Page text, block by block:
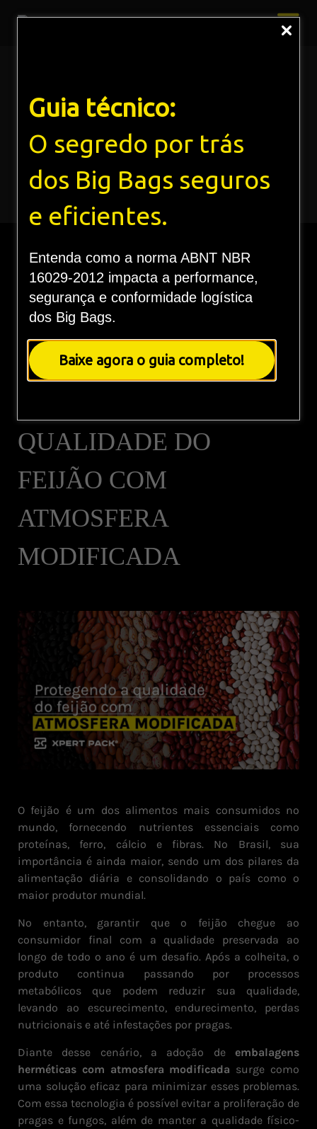
Guia técnico:
O segredo por trás
dos Big Bags seguros
e eficientes.
Entenda como a norma ABNT NBR
16029-2012 impacta a performance,
segurança e conformidade logística
dos Big Bags.
Baixe agora o guia completo!
qualidade do feijão com atmosfera
modificada
Blog
Embalagens Herméticas: Protegendo a qualidade do
feijão com atmosfera modificada
EMBALAGENS
HERMÉTICAS:
QUALIDADE DO
FEIJÃO COM
ATMOSFERA
MODIFICADA
O feijão é um dos alimentos mais consumidos no
mundo, fornecendo nutrientes essenciais como
proteínas, ferro, cálcio e fibras. No Brasil, sua
importância é ainda maior, sendo um dos pilares da
alimentação diária e consolidando o país como o
maior produtor mundial.
No entanto, garantir que o feijão chegue ao
consumidor final com a qualidade preservada ao
longo de todo o ano é um desafio. Após a colheita, o
produto continua passando por processos
metabólicos que podem reduzir sua qualidade,
levando ao escurecimento, endurecimento, perdas
nutricionais e até infestações por pragas.
Diante desse cenário, a adoção de embalagens
herméticas com atmosfera modificada surge como
uma solução eficaz para minimizar esses problemas.
Com essa tecnologia é possível evitar a proliferação de
pragas e fungos, além de manter a qualidade físico-